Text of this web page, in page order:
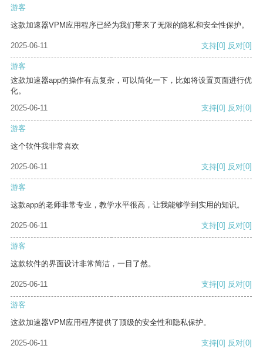
游客
这款加速器VPM应用程序已经为我们带来了无限的隐私和安全性保护。
2025-06-11 支持[0] 反对[0]
游客
这款加速器app的操作有点复杂，可以简化一下，比如将设置页面进行优
化。
2025-06-11
支持[0] 反对[0]
游客
这个软件我非常喜欢
2025-06-11 支持[0] 反对[0]
游客
这款app的老师非常专业，教学水平很高，让我能够学到实用的知识。
2025-06-11 支持[0] 反对[0]
游客
这款软件的界面设计非常简洁，一目了然。
2025-06-11 支持[0] 反对[0]
游客
这款加速器VPM应用程序提供了顶级的安全性和隐私保护。
2025-06-11 支持[0] 反对[0]